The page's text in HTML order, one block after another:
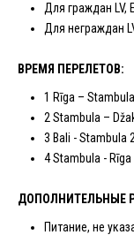
Для граждан LV,
Для неграждан
ВРЕМЯ ПЕРЕЛЕТОВ:
1 Rīga –
2 Stambula –
3 Bali - Stambula
4 Stambula - Rīga
ДОПОЛНИТЕЛЬНЫЕ
Питание, не